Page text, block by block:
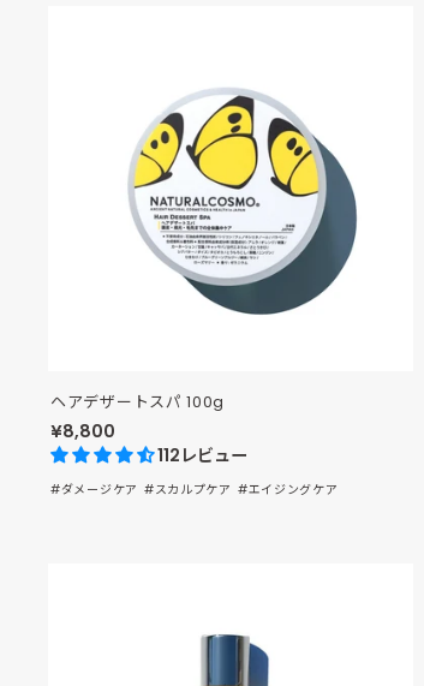
ヘアデザートスパ 100g
¥8,800
112レビュー
#ダメージケア #スカルプケア #エイジングケア